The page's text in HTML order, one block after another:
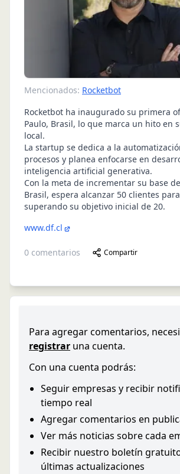
Mencionados: Rocketbot
Rocketbot ha inaugurado su primera
Paulo, Brasil, lo que marca un hito en
local.
La startup se dedica a la
procesos y planea enfocarse en
inteligencia artificial generativa.
Con la meta de incrementar su base
Brasil, espera alcanzar 50 clientes
superando su objetivo inicial de 20.
www.df.cl
0 comentarios Compartir
Para agregar comentarios,
registrar una cuenta.
Con una cuenta podrás:
Seguir empresas y recibir
tiempo real
Agregar comentarios en
Ver más noticias sobre cada
Recibir nuestro boletín
últimas actualizaciones